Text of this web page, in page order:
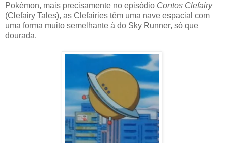
Pokémon, mais precisamente no episódio Contos Clefairy
(Clefairy Tales), as Clefairies têm uma nave espacial com
uma forma muito semelhante à do Sky Runner, só que
dourada.